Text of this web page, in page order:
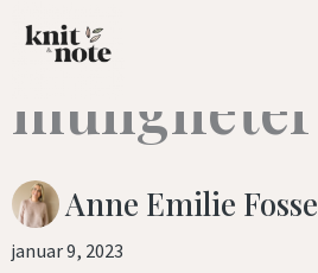
rett
innholdet
Nytt år, nye
muligheter
Anne Emilie Fosse
januar 9, 2023